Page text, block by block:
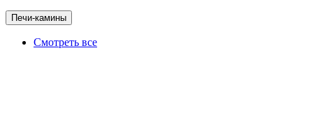
Печи-камины
Смотреть все